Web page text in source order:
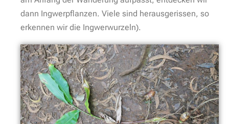
dann Ingwerpflanzen. Viele sind herausgerissen, so
erkennen wir die Ingwerwurzeln).